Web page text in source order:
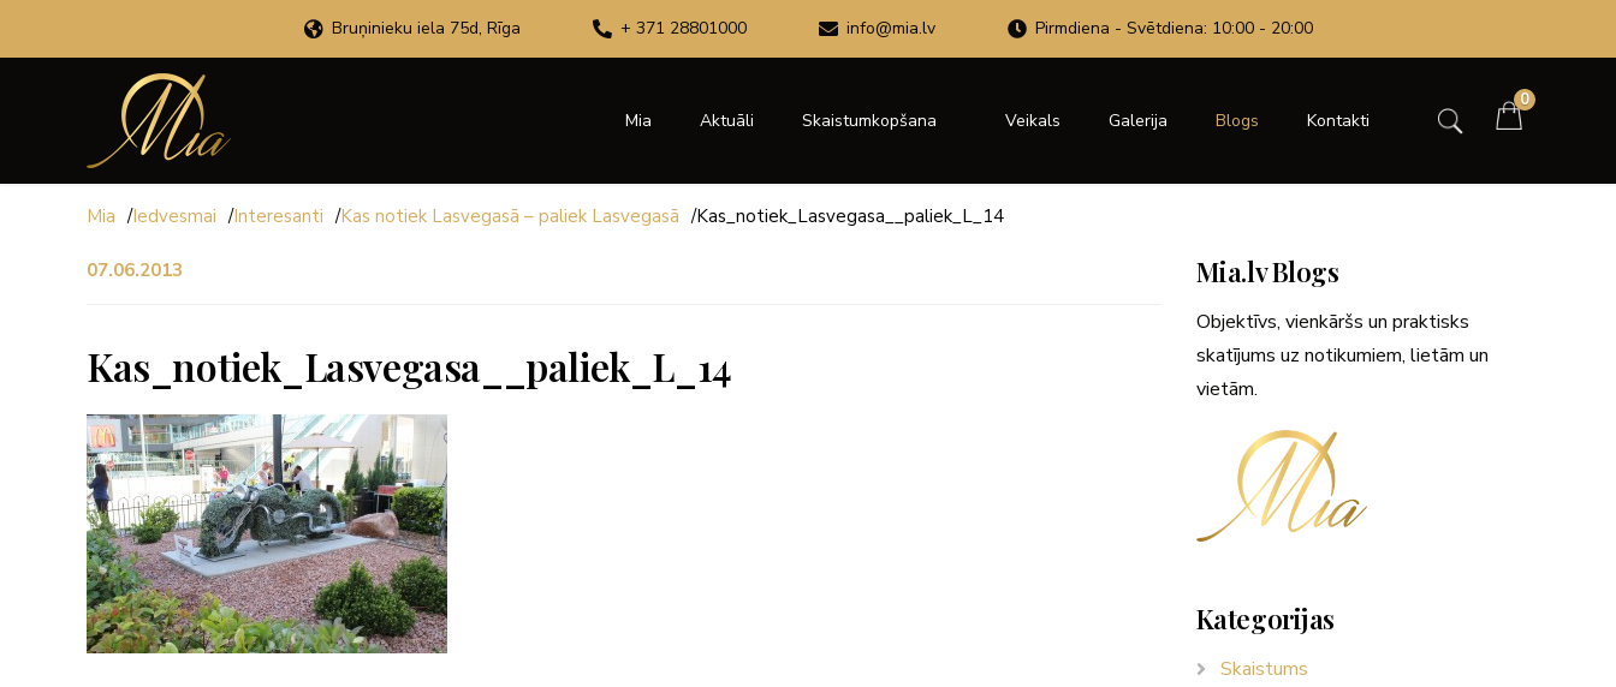
Bruņinieku iela 75d, Rīga + 371 28801000 info@mia.lv Pirmdiena - Svētdiena: 10:00 - 20:00
Mia Aktuāli Skaistumkopšana Veikals Galerija Blogs Kontakti
0
Mia /Iedvesmai /Interesanti /Kas notiek Lasvegasā – paliek Lasvegasā /Kas_notiek_Lasvegasa__paliek_L_14
07.06.2013
Kas_notiek_Lasvegasa__paliek_L_14
Mia.lv Blogs
Objektīvs, vienkāršs un praktisks
skatījums uz notikumiem, lietām un
vietām.
Kategorijas
Skaistums